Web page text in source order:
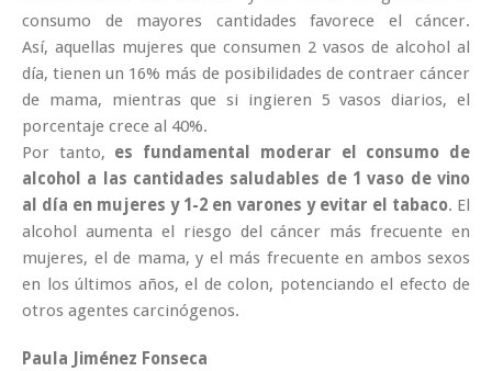
consumo de mayores cantidades favorece el cáncer.
Así, aquellas mujeres que consumen 2 vasos de alcohol al
día, tienen un 16% más de posibilidades de contraer cáncer
de mama, mientras que si ingieren 5 vasos diarios, el
porcentaje crece al 40%.
Por tanto, es fundamental moderar el consumo de
alcohol a las cantidades saludables de 1 vaso de vino
al día en mujeres y 1-2 en varones y evitar el tabaco. El
alcohol aumenta el riesgo del cáncer más frecuente en
mujeres, el de mama, y el más frecuente en ambos sexos
en los últimos años, el de colon, potenciando el efecto de
otros agentes carcinógenos.
Paula Jiménez Fonseca